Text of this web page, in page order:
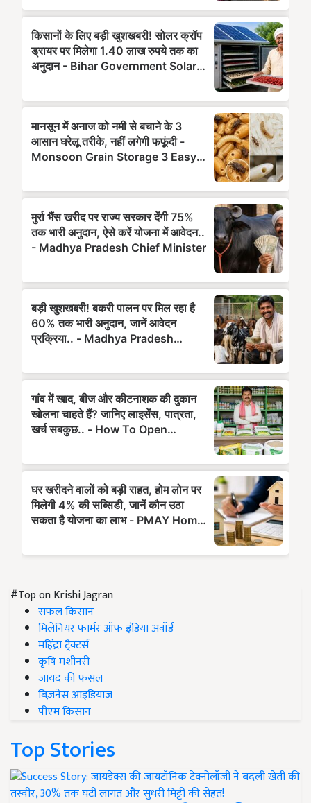
#Top on Krishi Jagran
सफल किसान
मिलेनियर फार्मर ऑफ इंडिया अवॉर्ड
महिंद्रा ट्रैक्टर्स
कृषि मशीनरी
जायद की फसल
बिज़नेस आइडियाज
पीएम किसान
Top Stories